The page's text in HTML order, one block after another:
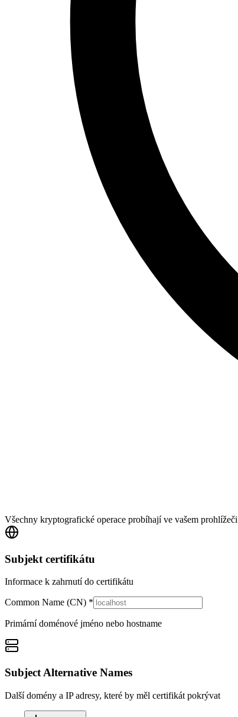
Všechny kryptografické operace probíhají ve vašem prohlížeči
Subjekt certifikátu
Informace k zahrnutí do certifikátu
Common Name (CN) *
Primární doménové jméno nebo hostname
Subject Alternative Names
Další domény a IP adresy, které by měl certifikát pokrývat